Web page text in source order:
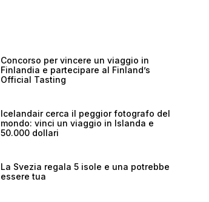
Concorso per vincere un viaggio in
Finlandia e partecipare al Finland’s
Official Tasting
Icelandair cerca il peggior fotografo del
mondo: vinci un viaggio in Islanda e
50.000 dollari
La Svezia regala 5 isole e una potrebbe
essere tua